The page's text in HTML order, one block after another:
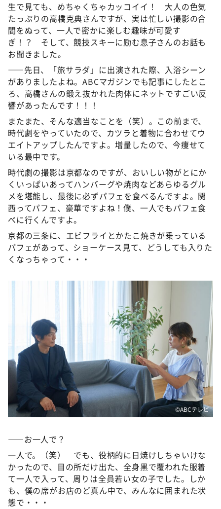
生で見ても、めちゃくちゃカッコイイ！ 大人の色気
たっぷりの高橋克典さんですが、実は忙しい撮影の合
間をぬって、一人で密かに楽しむ趣味が可愛す
ぎ！？ そして、競技スキーに励む息子さんのお話も
お聞きました。
――先日、「旅サラダ」に出演された際、入浴シーン
がありましたよね。ABCマガジンでも記事にしたとこ
ろ、高橋さんの鍛え抜かれた肉体にネットですごい反
響があったんです！！！
またまた、そんな適当なことを（笑）。この前まで、
時代劇をやっていたので、カツラと着物に合わせてウ
エイトアップしたんですよ。増量したので、今痩せて
いる最中です。
時代劇の撮影は京都なのですが、おいしい物がとにか
くいっぱいあってハンバーグや焼肉などあらゆるグル
メを堪能し、最後に必ずパフェを食べるんですよ。関
西ってパフェ、豪華ですよね！僕、一人でもパフェ食
べに行くんですよ。
京都の三条に、エビフライとかたこ焼きが乗っている
パフェがあって、ショーケース見て、どうしても入りた
くなっちゃって・・・
©️ABCテレビ
――お一人で？
一人で。（笑） でも、役柄的に日焼けしちゃいけな
かったので、目の所だけ出た、全身黒で覆われた服着
て一人で入って、周りは全員若い女の子でした。しか
も、僕の席がお店のど真ん中で、みんなに囲まれた状
態で・・・